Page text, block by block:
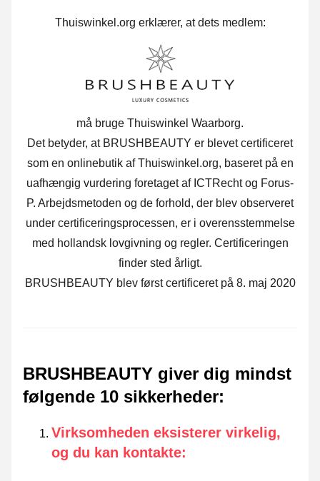
Thuiswinkel.org erklærer, at dets medlem:
må bruge Thuiswinkel Waarborg.
Det betyder, at BRUSHBEAUTY er blevet certificeret
som en onlinebutik af Thuiswinkel.org, baseret på en
uafhængig vurdering foretaget af ICTRecht og Forus-
P. Arbejdsmetoden og de forhold, der blev observeret
under certificeringsprocessen, er i overensstemmelse
med hollandsk lovgivning og regler. Certificeringen
finder sted årligt.
BRUSHBEAUTY blev først certificeret på 8. maj 2020
BRUSHBEAUTY giver dig mindst
følgende 10 sikkerheder:
Virksomheden eksisterer virkelig,
og du kan kontakte: